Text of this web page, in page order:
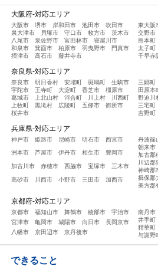
大阪府-対応エリア
大阪市 堺市 岸和田市 池田市
吹田市
泉大津市
貝塚市 守口市 枚方市
茨木市
八尾市
泉佐野市 富田林市
寝屋川市
和泉市
箕面市 柏原市 羽曳野市
門真市
摂津市
高石市 藤井寺市
東大阪
交野市
島本町
太子町
千早赤
奈良県-対応エリア
奈良市 明日香村 安堵町 斑鳩町
生駒市
宇陀市
王寺町 大淀町 香芝市
橿原市
葛城市
上北山村 河合町 川上村
川西町
上牧町
黒滝村 広陵町 五條市
御所市
桜井市
三郷町
田原本
野迫川
三宅町
吉野町
兵庫県-対応エリア
神戸市 姫路市 尼崎市 明石市 西宮市
洲本市 芦屋市 伊丹市 相生市 豊岡市
加古川市 赤穂市 西脇市 宝塚市 三木市
高砂市 川西市 小野市 三田市 加西市
丹波篠
朝来市
加古郡
川辺
神崎郡
揖保郡
美方郡
京都府-対応エリア
京都市 福知山市 舞鶴市 綾部市
宇治市
宮津市
亀岡市 城陽市 向日市
長岡京市
八幡市
京田辺市 京丹後市
南丹市
井手町
精華町
与謝野
できること